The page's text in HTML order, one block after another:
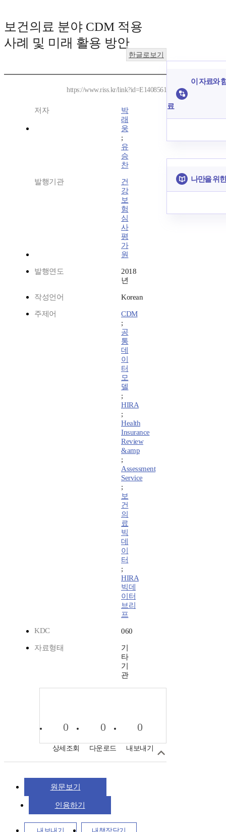
보건의료 분야 CDM 적용
사례 및 미래 활용 방안
한글로보기
https://www.riss.kr/link?id=E1408561
저자
박
래
웅
;
유
승
찬
발행기관
건
강
보
험
심
사
평
가
원
발행연도
2018
년
작성언어 Korean
주제어
CDM
;
공
통
데
이
터
모
델
;
HIRA
;
Health
Insurance
Review
&amp
;
Assessment
Service
;
보
건
의
료
빅
데
이
터
;
HIRA
빅데
이터
브리
프
KDC
060
자료형태
기
타
기
관
0
상세조회
0
다운로드
0
내보내기
원문보기
인용하기
이 자료와
료
나만을 위